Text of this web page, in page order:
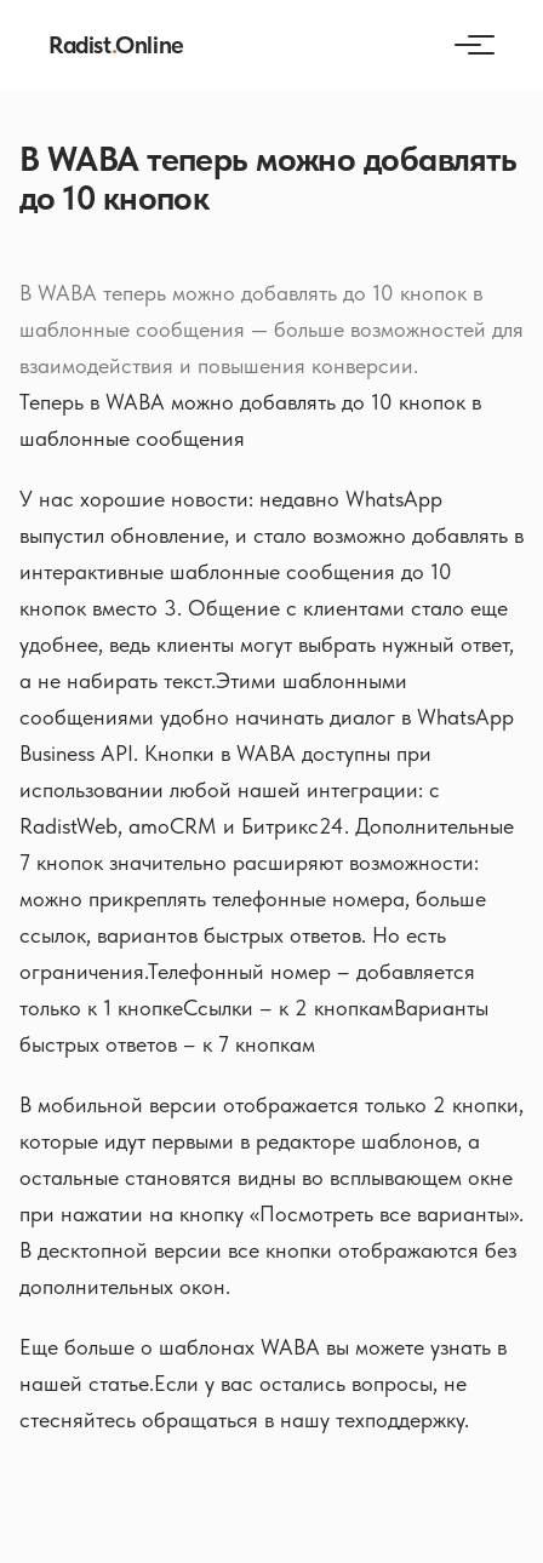
Radist.Online
В WABA теперь можно добавлять
до 10 кнопок
В WABA теперь можно добавлять до 10 кнопок в
шаблонные сообщения — больше возможностей для
взаимодействия и повышения конверсии.
Теперь в WABA можно добавлять до 10 кнопок в
шаблонные сообщения
У нас хорошие новости: недавно WhatsApp
выпустил обновление, и стало возможно добавлять в
интерактивные шаблонные сообщения до 10
кнопок вместо 3. Общение с клиентами стало еще
удобнее, ведь клиенты могут выбрать нужный ответ,
а не набирать текст.Этими шаблонными
сообщениями удобно начинать диалог в WhatsApp
Business API. Кнопки в WABA доступны при
использовании любой нашей интеграции: с
RadistWeb, amoCRM и Битрикс24. Дополнительные
7 кнопок значительно расширяют возможности:
можно прикреплять телефонные номера, больше
ссылок, вариантов быстрых ответов. Но есть
ограничения.Телефонный номер – добавляется
только к 1 кнопкеСсылки – к 2 кнопкамВарианты
быстрых ответов – к 7 кнопкам
В мобильной версии отображается только 2 кнопки,
которые идут первыми в редакторе шаблонов, а
остальные становятся видны во всплывающем окне
при нажатии на кнопку «Посмотреть все варианты».
В десктопной версии все кнопки отображаются без
дополнительных окон.
Еще больше о шаблонах WABA вы можете узнать в
нашей статье.Если у вас остались вопросы, не
стесняйтесь обращаться в нашу техподдержку.